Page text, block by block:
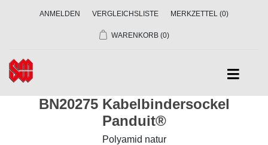
ANMELDEN VERGLEICHSLISTE MERKZETTEL (0)
WARENKORB (0)
BN20275 Kabelbindersockel
Panduit®
Polyamid natur